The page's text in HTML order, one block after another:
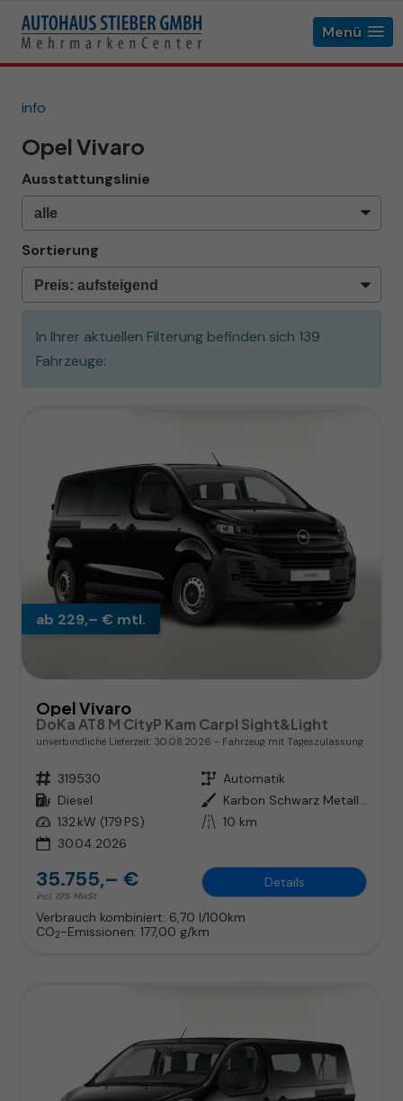
Menü
info
Opel Vivaro
Ausstattungslinie
Sortierung
In Ihrer aktuellen Filterung befinden sich 139
Fahrzeuge:
ab 229,– € mtl.
Opel Vivaro
DoKa AT8 M CityP Kam Carpl Sight&Light
unverbindliche Lieferzeit: 30.08.2026 Fahrzeug mit Tageszulassung
Fahrzeugnr. 319530 Getriebe Automatik
Kraftstoff Diesel Außenfarbe
Karbon Schwarz Metallic
Leistung 132 kW (179 PS) Kilometerstand 10 km
30.04.2026
35.755,– €
incl. 19% MwSt.
Details
Verbrauch kombiniert: 6,70 l/100km
CO2-Emissionen: 177,00 g/km